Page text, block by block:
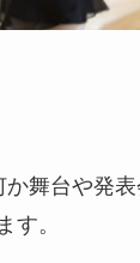
舞台や発
す。